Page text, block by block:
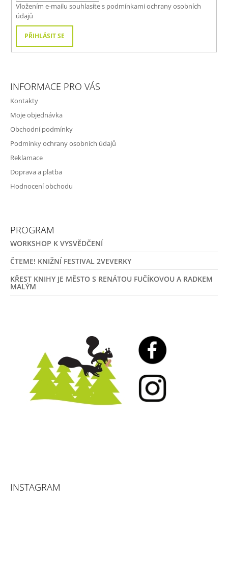
Vložením e-mailu souhlasíte s podmínkami ochrany osobních
údajů
PŘIHLÁSIT SE
INFORMACE PRO VÁS
Kontakty
Moje objednávka
Obchodní podmínky
Podmínky ochrany osobních údajů
Reklamace
Doprava a platba
Hodnocení obchodu
PROGRAM
WORKSHOP K VYSVĚDČENÍ
ČTEME! KNIŽNÍ FESTIVAL 2VEVERKY
KŘEST KNIHY JE MĚSTO S RENÁTOU FUČÍKOVOU A RADKEM
MALÝM
INSTAGRAM